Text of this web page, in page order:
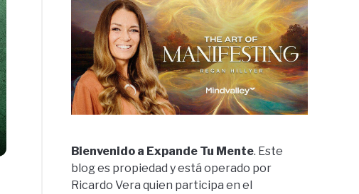
Bienvenido a Expande Tu Mente. Este
blog es propiedad y está operado por
Ricardo Vera quien participa en el